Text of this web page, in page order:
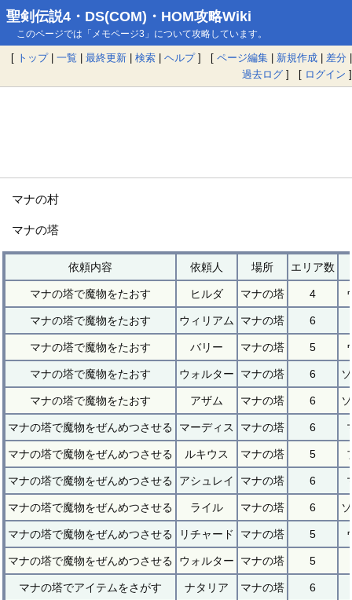
聖剣伝説4・DS(COM)・HOM攻略Wiki
このページでは「メモページ3」について攻略しています。
[ トップ| 一覧 | 最終更新 | 検索 | ヘルプ] [ ページ編集 | 新規作成 | 差分 |
過去ログ ] [ ログイン ]
マナの村
マナの塔
依頼内容 依頼人 場所 エリア数
マナの塔で魔物をたおす ヒルダ マナの塔 4
マナの塔で魔物をたおす ウィリアム マナの塔 6
マナの塔で魔物をたおす バリー マナの塔 5
マナの塔で魔物をたおす ウォルター マナの塔 6
マナの塔で魔物をたおす アザム マナの塔 6
マナの塔で魔物をぜんめつさせる マーディス マナの塔 6
マナの塔で魔物をぜんめつさせる ルキウス マナの塔 5
マナの塔で魔物をぜんめつさせる アシュレイ マナの塔 6
マナの塔で魔物をぜんめつさせる ライル マナの塔 6
マナの塔で魔物をぜんめつさせる リチャード マナの塔 5
マナの塔で魔物をぜんめつさせる ウォルター マナの塔 5
マナの塔でアイテムをさがす ナタリア マナの塔 6